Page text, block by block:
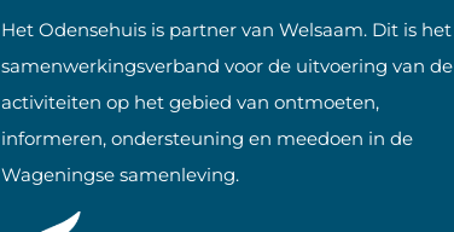
Het Odensehuis is partner van Welsaam. Dit is het
samenwerkingsverband voor de uitvoering van de
activiteiten op het gebied van ontmoeten,
informeren, ondersteuning en meedoen in de
Wageningse samenleving.